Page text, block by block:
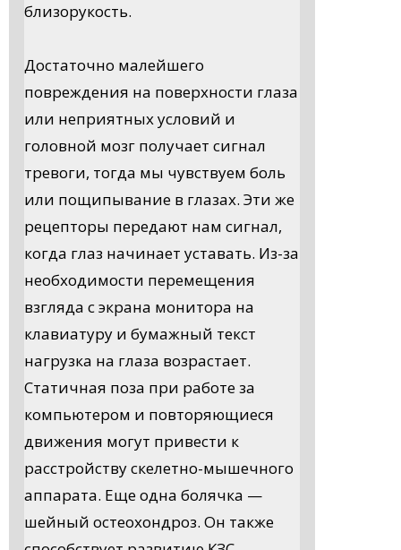
близорукость.
Достаточно малейшего
повреждения на поверхности глаза
или неприятных условий и
головной мозг получает сигнал
тревоги, тогда мы чувствуем боль
или пощипывание в глазах. Эти же
рецепторы передают нам сигнал,
когда глаз начинает уставать. Из-за
необходимости перемещения
взгляда с экрана монитора на
клавиатуру и бумажный текст
нагрузка на глаза возрастает.
Статичная поза при работе за
компьютером и повторяющиеся
движения могут привести к
расстройству скелетно-мышечного
аппарата. Еще одна болячка —
шейный остеохондроз. Он также